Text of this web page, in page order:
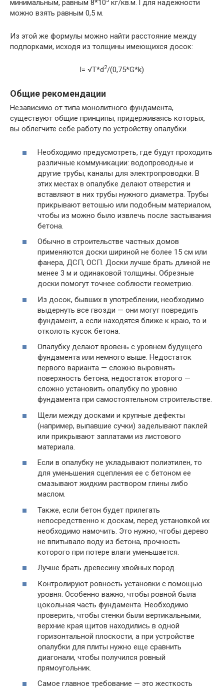
минимальным, равным 8*10 кг/кв.м.
для надежности
можно взять равным 0,5 м.
Из этой же формулы можно найти расстояние между
подпорками, исходя из толщины имеющихся досок:
l= √T*d2/(0,75*G*k)
Общие рекомендации
Независимо от типа монолитного фундамента,
существуют общие принципы, придерживаясь которых,
вы облегчите себе работу по устройству опалубки.
Необходимо предусмотреть, где будут проходить
различные коммуникации: водопроводные и
другие трубы, каналы для электропроводки. В
этих местах в опалубке делают отверстия и
вставляют в них трубы нужного диаметра. Трубы
прикрывают ветошью или подобным материалом,
чтобы из можно было извлечь после застывания
бетона.
Обычно в строительстве частных домов
применяются доски шириной не более 15 см или
фанера, ДСП, ОСП. Доски лучше брать длиной не
менее 3 м и одинаковой толщины. Обрезные
доски помогут точнее соблюсти геометрию.
Из досок, бывших в употреблении, необходимо
выдернуть все гвозди — они могут повредить
фундамент, а если находятся ближе к краю, то и
отколоть кусок бетона.
Опалубку делают вровень с уровнем будущего
фундамента или немного выше. Недостаток
первого варианта — сложно выровнять
поверхность бетона, недостаток второго —
сложно установить опалубку по уровню
фундамента при самостоятельном строительстве.
Щели между досками и крупные дефекты
(например, выпавшие сучки) заделывают паклей
или прикрывают заплатами из листового
материала.
Если в опалубку не укладывают полиэтилен, то
для уменьшения сцепления ее с бетоном ее
смазывают жидким раствором глины либо
маслом.
Также, если бетон будет прилегать
непосредственно к доскам, перед установкой их
необходимо намочить. Это нужно, чтобы дерево
не впитывало воду из бетона, прочность
которого при потере влаги уменьшается.
Лучше брать древесину хвойных пород.
Контролируют ровность установки с помощью
уровня. Особенно важно, чтобы ровной была
цокольная часть фундамента. Необходимо
проверить, чтобы стенки были вертикальными,
верхние края щитов находились в одной
горизонтальной плоскости, а при устройстве
опалубки для плиты нужно еще сравнить
диагонали, чтобы получился ровный
прямоугольник.
Самое главное требование — это жесткость